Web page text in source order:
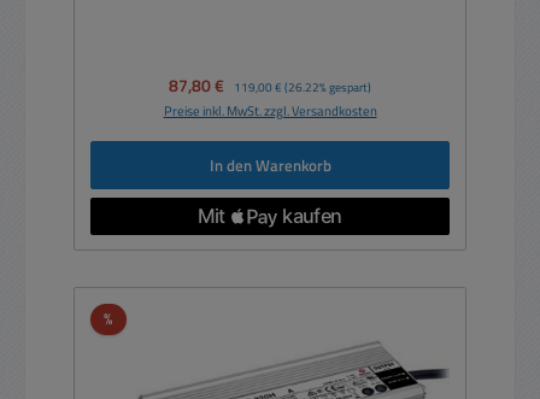
Verkaufspreis:
87,80 € Regulärer Preis:
119,00 € (26.22% gespart)
Preise inkl. MwSt. zzgl. Versandkosten
In den Warenkorb
%Rabatt